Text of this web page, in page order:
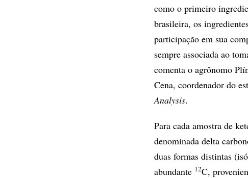
como o primeiro
brasileira, os
participação em sua
sempre associada ao
comenta o agrônomo
Cena, coordenador do
Analysis.
Para cada amostra de
denominada delta
duas formas distintas
abundante 12C,